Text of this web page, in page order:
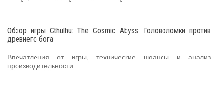
Обзор игры Cthulhu: The Cosmic Abyss. Головоломки против
древнего бога
Впечатления от игры, технические нюансы и анализ
производительности